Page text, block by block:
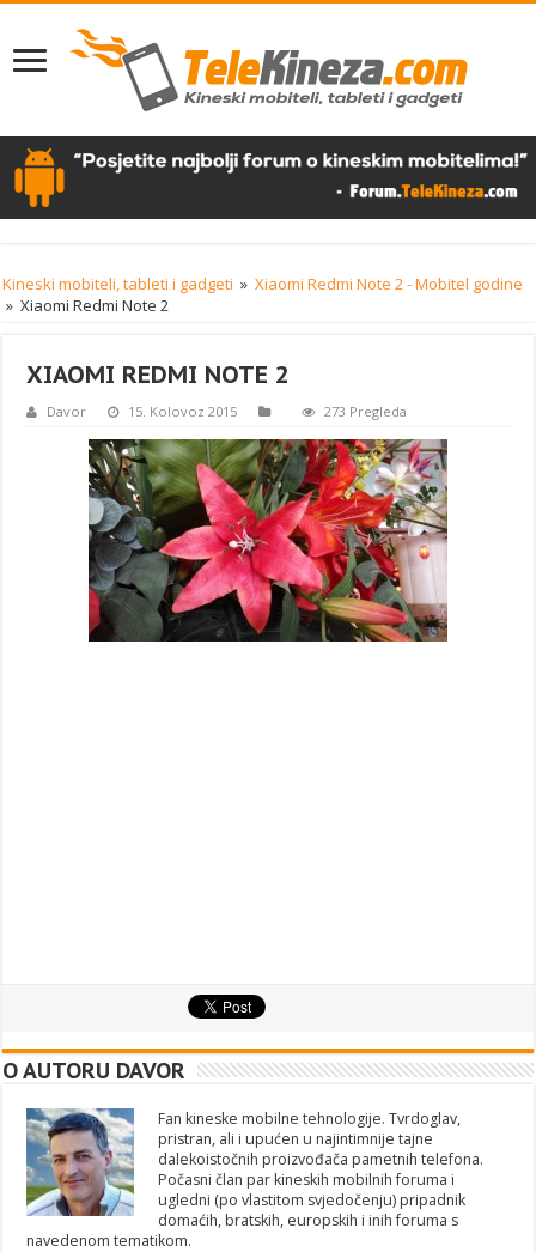
Kineski mobiteli, tableti i gadgeti » Xiaomi Redmi Note 2 - Mobitel godine
» Xiaomi Redmi Note 2
XIAOMI REDMI NOTE 2
Davor 15. Kolovoz 2015 273 Pregleda
O AUTORU DAVOR
Fan kineske mobilne tehnologije. Tvrdoglav,
pristran, ali i upućen u najintimnije tajne
dalekoistočnih proizvođača pametnih telefona.
Počasni član par kineskih mobilnih foruma i
ugledni (po vlastitom svjedočenju) pripadnik
domaćih, bratskih, europskih i inih foruma s
navedenom tematikom.